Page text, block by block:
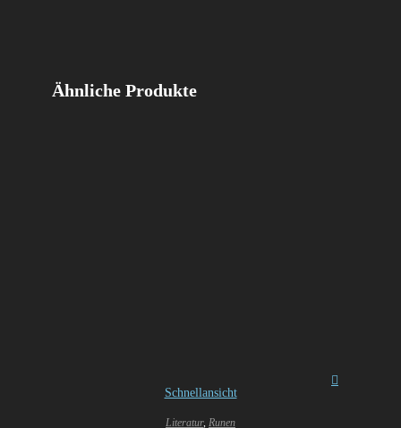
Ähnliche Produkte
Schnellansicht
Literatur, Runen